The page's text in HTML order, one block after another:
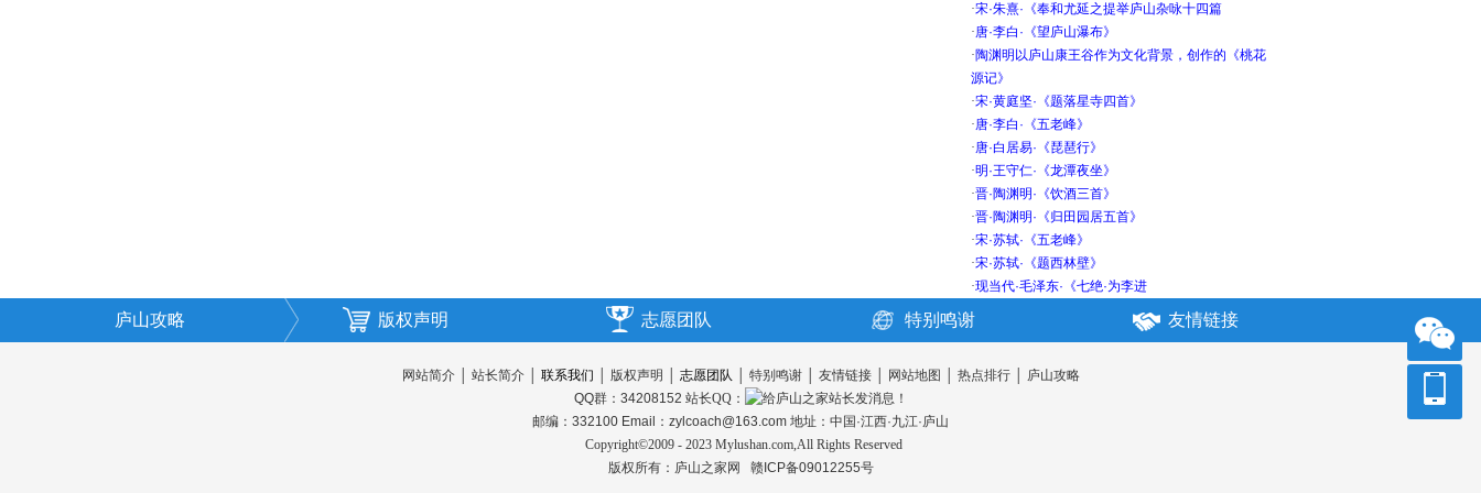
·宋·朱熹·《奉和尤延之提举庐山杂咏十四篇
·唐·李白·《望庐山瀑布》
·陶渊明以庐山康王谷作为文化背景，创作的《桃花
源记》
·宋·黄庭坚·《题落星寺四首》
·唐·李白·《五老峰》
·唐·白居易·《琵琶行》
·明·王守仁·《龙潭夜坐》
·晋·陶渊明·《饮酒三首》
·晋·陶渊明·《归田园居五首》
·宋·苏轼·《五老峰》
·宋·苏轼·《题西林壁》
·现当代·毛泽东·《七绝·为李进
庐山攻略 版权声明 志愿团队 特别鸣谢 友情链接
网站简介│ 站长简介│ 联系我们 版权声明 志愿团队 特别鸣谢│ 友情链接│ 网站地图 热点排行│
庐山攻略
QQ群：34208152 站长QQ：
邮编：332100 Email：zylcoach@163.com 地址：中国·江西·九江·庐山
Copyright©2009 - 2023 Mylushan.com,All Rights Reserved
版权所有： 庐山之家网 赣ICP备09012255号